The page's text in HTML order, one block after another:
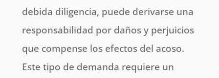
debida diligencia, puede derivarse una
responsabilidad por daños y perjuicios
que compense los efectos del acoso.
Este tipo de demanda requiere un